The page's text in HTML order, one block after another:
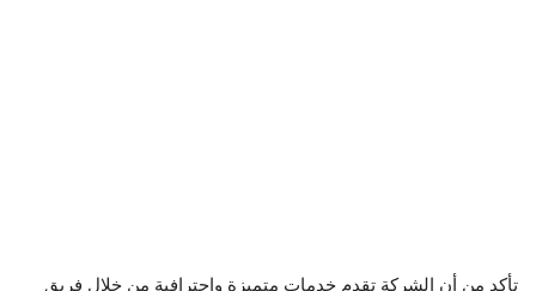
تأكد من أن الشركة تقدم خدمات متميزة واحترافية من خلال فريق